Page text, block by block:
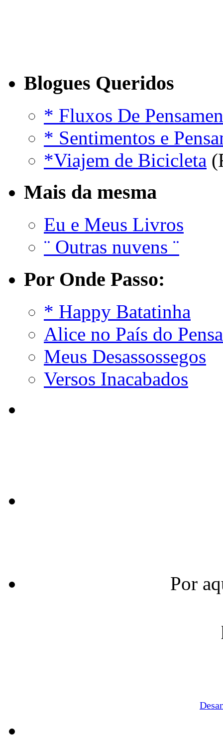
Blogues Queridos
* Fluxos De
* Sentimentos e
*Viajem de Bicicleta
Mais da mesma
Eu e Meus Livros
¨ Outras nuvens ¨
Por Onde Passo:
* Happy Batatinha
Alice no País do
Meus Desassossegos
Versos Inacabados
Por